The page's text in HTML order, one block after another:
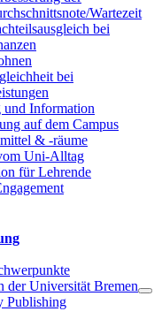
Wartezeit
bei
bei
und Information
auf dem Campus
& -räume
Uni-Alltag
für Lehrende
der Universität Bremen
Publishing